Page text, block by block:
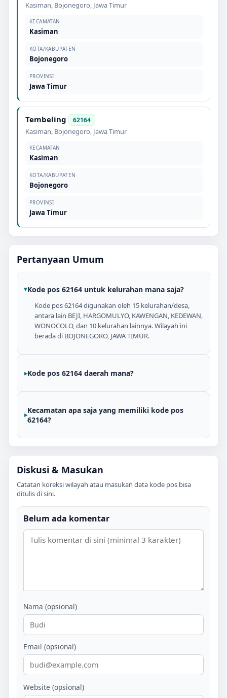
Kasiman, Bojonegoro, Jawa Timur
KECAMATAN
Kasiman
KOTA/KABUPATEN
Bojonegoro
PROVINSI
Jawa Timur
Tembeling 62164
Kasiman, Bojonegoro, Jawa Timur
KECAMATAN
Kasiman
KOTA/KABUPATEN
Bojonegoro
PROVINSI
Jawa Timur
Pertanyaan Umum
Kode pos 62164 untuk kelurahan mana saja?
Kode pos 62164 digunakan oleh 15 kelurahan/desa,
antara lain BEJI, HARGOMULYO, KAWENGAN, KEDEWAN,
WONOCOLO, dan 10 kelurahan lainnya. Wilayah ini
berada di BOJONEGORO, JAWA TIMUR.
Kode pos 62164 daerah mana?
Kecamatan apa saja yang memiliki kode pos
62164?
Diskusi & Masukan
Catatan koreksi wilayah atau masukan data kode pos bisa
ditulis di sini.
Belum ada komentar
Nama (opsional)
Email (opsional)
Website (opsional)